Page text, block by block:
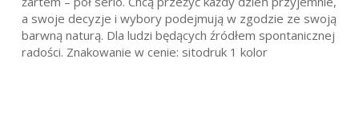
a swoje decyzje i wybory podejmują w zgodzie ze swoją
barwną naturą. Dla ludzi będących źródłem spontanicznej
radości. Znakowanie w cenie: sitodruk 1 kolor